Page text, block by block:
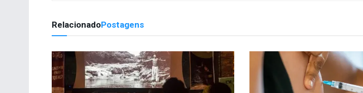
RelacionadoPostagens